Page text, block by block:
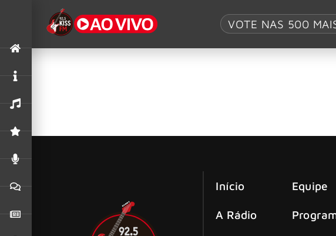
VOTE NAS 500
Tag:Marvel
Início
A Rádio
Equipe